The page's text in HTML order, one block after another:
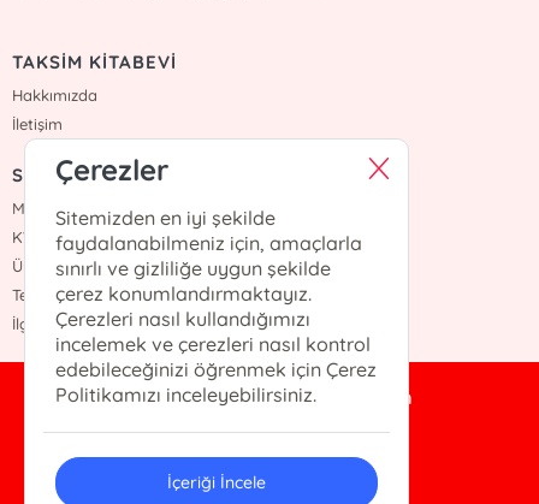
TAKSİM KİTABEVİ
Hakkımızda
İletişim
SÖZLEŞMELER
Mesafeli Satış Sözleşmesi
KVKK Sözleşmesi
Üyelik Sözleşmesi
Teslimat ve İade Şartları
İlgili Kişi Başvuru Formu
taksimkitabevi@gmail.com
0 212 245 1071
Çerezler
Sitemizden en iyi şekilde
faydalanabilmeniz için, amaçlarla
sınırlı ve gizliliğe uygun şekilde
çerez konumlandırmaktayız.
Çerezleri nasıl kullandığımızı
incelemek ve çerezleri nasıl kontrol
edebileceğinizi öğrenmek için Çerez
Politikamızı inceleyebilirsiniz.
İçeriği İncele